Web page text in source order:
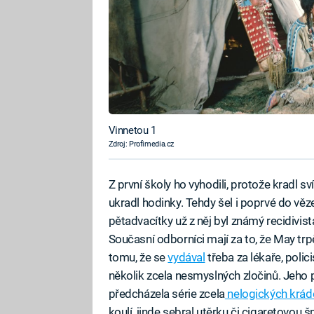
Vinnetou 1
Zdroj: Profimedia.cz
Z první školy ho vyhodili, protože kradl
ukradl hodinky. Tehdy šel i poprvé do
pětadvacítky už z něj byl známý
Současní odborníci mají za to, že May
tomu, že sevydával třeba za lékaře,
několik zcela nesmyslných zločinů.
předcházela série zcelanelogických